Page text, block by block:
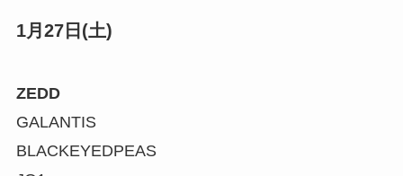
1月27日(土)
ZEDD
GALANTIS
BLACKEYEDPEAS